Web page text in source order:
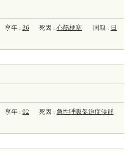
享年 : 36 死因 : 心筋梗塞 国籍 : 日
享年 : 92 死因 : 急性呼吸促迫症候群